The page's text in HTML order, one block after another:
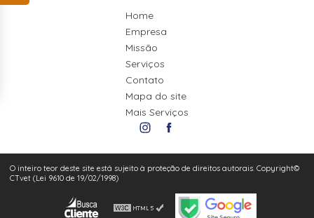
Home
Empresa
Missão
Serviços
Contato
Mapa do site
Mais Serviços
O inteiro teor deste site está sujeito à proteção de direitos autorais. Copyright©
CTvet (Lei 9610 de 19/02/1998)